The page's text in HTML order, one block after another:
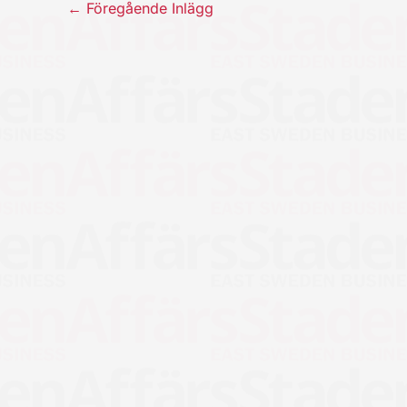
← Föregående Inlägg